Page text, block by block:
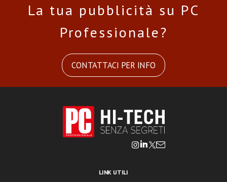
La tua pubblicità su PC
Professionale?
CONTATTACI PER INFO
LINK UTILI